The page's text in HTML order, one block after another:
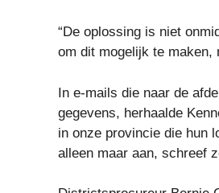
“De oplossing is niet
om dit mogelijk te maken,
In e-mails die naar de
gegevens, herhaalde
in onze provincie die hun
alleen maar aan, schreef